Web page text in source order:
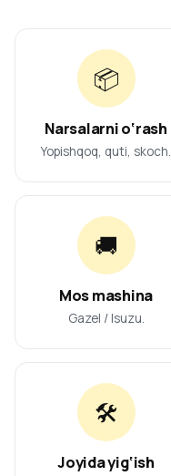
📦
Narsalarni o‘rash
Yopishqoq, quti, skoch.
🚚
Mos mashina
Gazel / Isuzu.
🛠️
Joyida yig‘ish